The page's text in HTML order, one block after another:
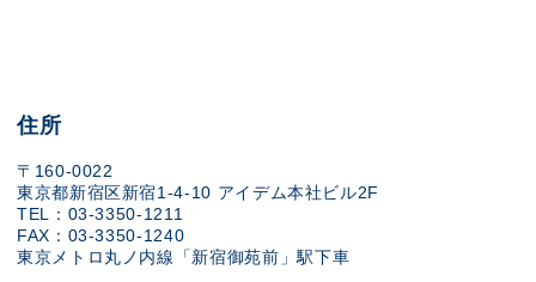
住所
〒160-0022
東京都新宿区新宿1-4-10 アイデム本社ビル2F
TEL：03-3350-1211
FAX：03-3350-1240
東京メトロ丸ノ内線「新宿御苑前」駅下車